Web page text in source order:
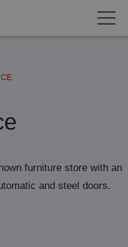
furniture store with an
and steel doors.